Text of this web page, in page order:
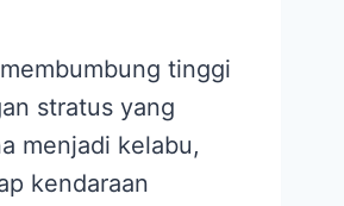
tinggi
stratus yang
menjadi kelabu,
kendaraan